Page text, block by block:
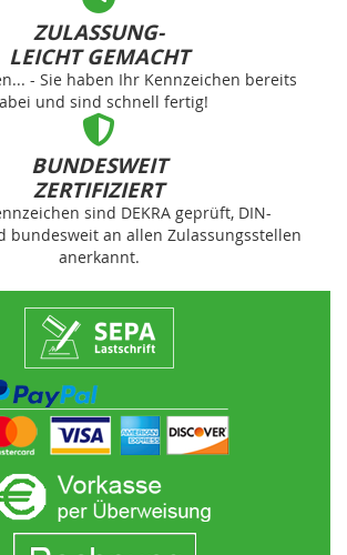
ZULASSUNG-
LEICHT GEMACHT
- Sie haben Ihr Kennzeichen bereits
und sind schnell fertig!
BUNDESWEIT
ZERTIFIZIERT
sind DEKRA geprüft, DIN-
bundesweit an allen Zulassungsstellen
anerkannt.